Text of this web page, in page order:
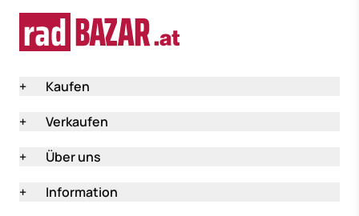
+
Kaufen
+
Verkaufen
+
Über uns
+
Information